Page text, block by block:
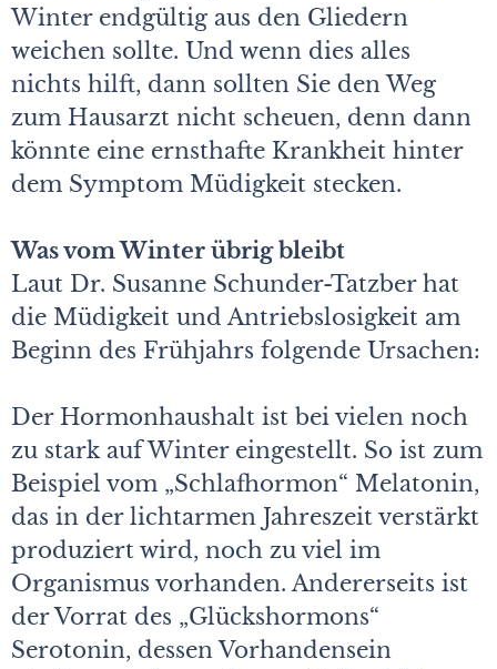
Winter endgültig aus den Gliedern
weichen sollte. Und wenn dies alles
nichts hilft, dann sollten Sie den Weg
zum Hausarzt nicht scheuen, denn dann
könnte eine ernsthafte Krankheit hinter
dem Symptom Müdigkeit stecken.
Was vom Winter übrig bleibt
Laut Dr. Susanne Schunder-Tatzber hat
die Müdigkeit und Antriebslosigkeit am
Beginn des Frühjahrs folgende Ursachen:
Der Hormonhaushalt ist bei vielen noch
zu stark auf Winter eingestellt. So ist zum
Beispiel vom „Schlafhormon“ Melatonin,
das in der lichtarmen Jahreszeit verstärkt
produziert wird, noch zu viel im
Organismus vorhanden. Andererseits ist
der Vorrat des „Glückshormons“
Serotonin, dessen Vorhandensein